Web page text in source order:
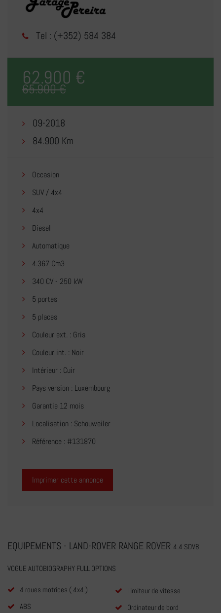
Tel : (+352) 584 384
62.900 €
65.900 €
09-2018
84.900 Km
Occasion
SUV / 4x4
4x4
Diesel
Automatique
4.367 Cm3
340 CV - 250 kW
5 portes
5 places
Couleur ext. : Gris
Couleur int. : Noir
Intérieur : Cuir
Pays version : Luxembourg
Garantie 12 mois
Localisation : Schouweiler
Référence : #131870
Imprimer cette annonce
EQUIPEMENTS - LAND-ROVER RANGE ROVER 4.4 SDV8
VOGUE AUTOBIOGRAPHY FULL OPTIONS
4 roues motrices ( 4x4 )
ABS
Limiteur de vitesse
Ordinateur de bord